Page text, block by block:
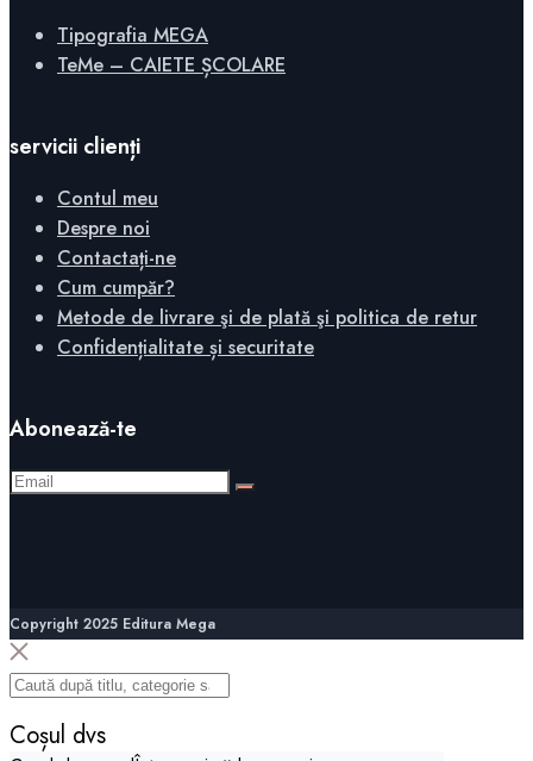
Tipografia MEGA
TeMe – CAIETE ȘCOLARE
servicii clienți
Contul meu
Despre noi
Contactați-ne
Cum cumpăr?
Metode de livrare şi de plată şi politica de retur
Confidențialitate și securitate
Abonează-te
Copyright 2025 Editura Mega
Coșul dvs